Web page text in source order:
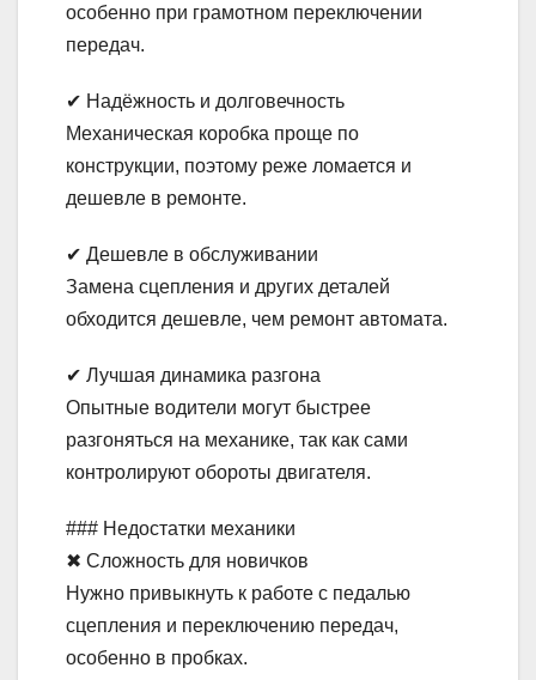
особенно при грамотном переключении
передач.
✔ Надёжность и долговечность
Механическая коробка проще по
конструкции, поэтому реже ломается и
дешевле в ремонте.
✔ Дешевле в обслуживании
Замена сцепления и других деталей
обходится дешевле, чем ремонт автомата.
✔ Лучшая динамика разгона
Опытные водители могут быстрее
разгоняться на механике, так как сами
контролируют обороты двигателя.
### Недостатки механики
✖ Сложность для новичков
Нужно привыкнуть к работе с педалью
сцепления и переключению передач,
особенно в пробках.